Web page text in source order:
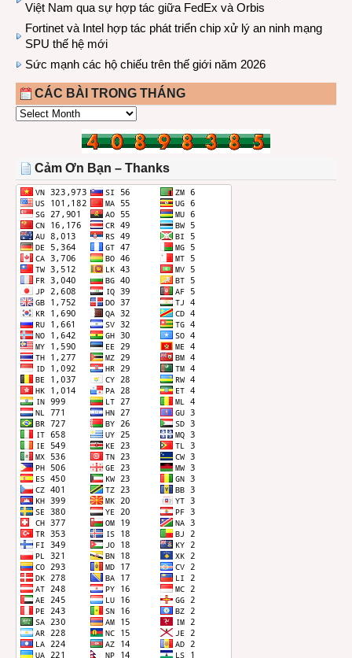
Việt Nam qua sự hợp tác giữa FedEx và Orbis
Fortinet và Intel hợp tác phát triển chip xử lý an ninh mạng
SPU thế hệ mới
Sức mạnh các hộ chiếu trên thế giới năm 2026
CÁC BÀI TRONG THÁNG
CÁC
THÁNG
Cảm Ơn Bạn – Thanks